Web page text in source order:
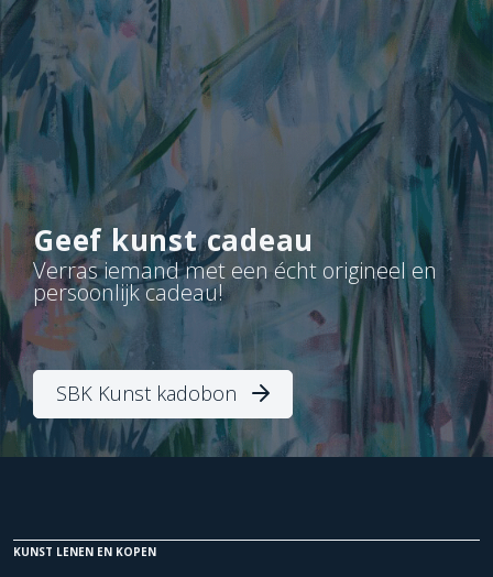
Geef kunst cadeau
Verras iemand met een écht origineel en
persoonlijk cadeau!
SBK Kunst kadobon
KUNST LENEN EN KOPEN